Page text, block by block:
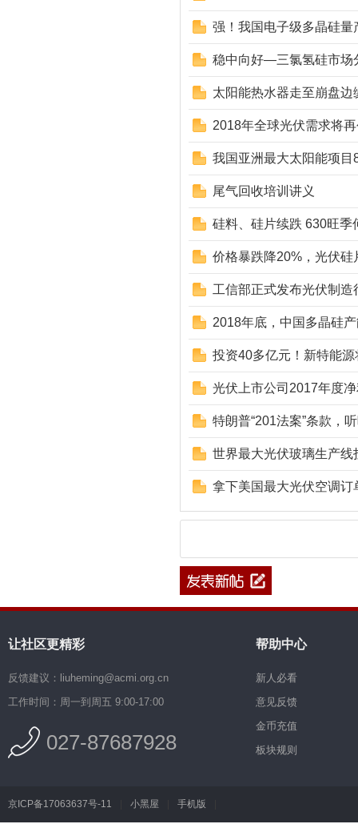
强！我国电子级多晶硅量
稳中向好—三氯氢硅市场
太阳能热水器走至崩盘
2018年全球光伏需求将
我国亚洲最大太阳能项目
尾气回收培训讲义
硅料、硅片续跌 630旺季
价格暴跌降20%，光伏硅
工信部正式发布光伏制
2018年底，中国多晶硅
投资40多亿元！新特能
光伏上市公司2017年度
特朗普“201法案”条款，
世界最大光伏玻璃生产线
拿下美国最大光伏空调订
让社区更精彩
反馈建议：liuheming@acmi.org.cn
工作时间：周一到周五 9:00-17:00
027-87687928
帮助中心
新人必看
意见反馈
金币充值
板块规则
京ICP备17063637号-11 小黑屋 手机版